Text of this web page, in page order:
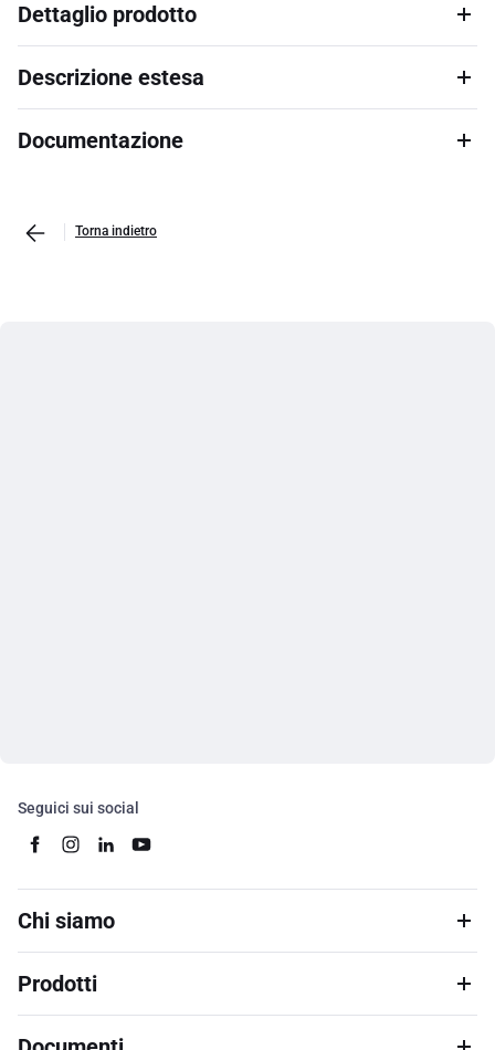
Dettaglio prodotto
Descrizione estesa
Documentazione
Torna indietro
Seguici sui social
Chi siamo
Prodotti